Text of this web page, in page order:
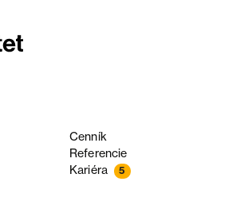
Cenník
Referencie
Kariéra 5